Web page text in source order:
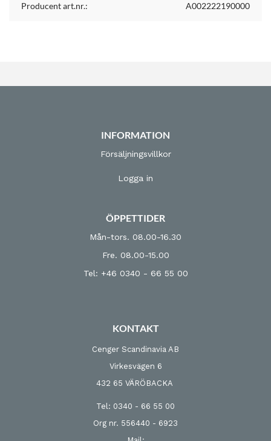
Producent art.nr.: A002222190000
INFORMATION
Försäljningsvillkor
Logga in
ÖPPETTIDER
Mån-tors. 08.00-16.30
Fre. 08.00-15.00
Tel: +46 0340 - 66 55 00
KONTAKT
Cenger Scandinavia AB
Virkesvägen 6
432 65 VÄRÖBACKA
Tel: 0340 - 66 55 00
Org nr. 556440 - 6923